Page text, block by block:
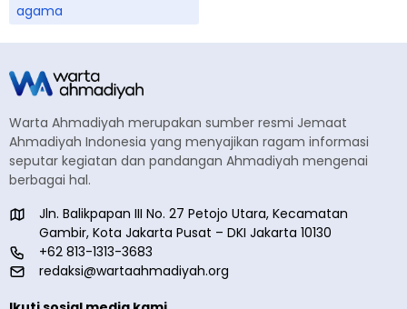
agama
Warta Ahmadiyah merupakan sumber resmi Jemaat
Ahmadiyah Indonesia yang menyajikan ragam informasi
seputar kegiatan dan pandangan Ahmadiyah mengenai
berbagai hal.
Jln. Balikpapan III No. 27 Petojo Utara, Kecamatan
Gambir, Kota Jakarta Pusat – DKI Jakarta 10130
+62 813-1313-3683
redaksi@wartaahmadiyah.org